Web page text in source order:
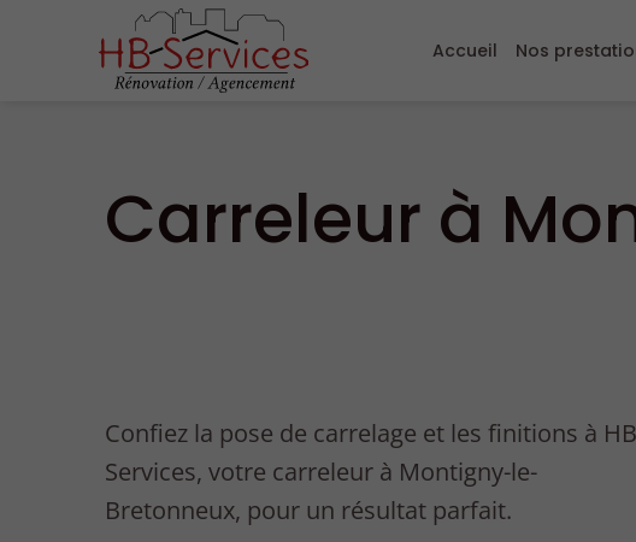
Accueil Nos
Carreleur à
Confiez la pose de carrelage et les finitions à HB
Services, votre carreleur à Montigny-le-
Bretonneux, pour un résultat parfait.